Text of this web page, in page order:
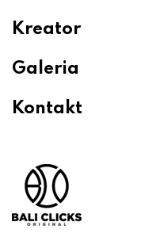
Kreator
Galeria
Kontakt